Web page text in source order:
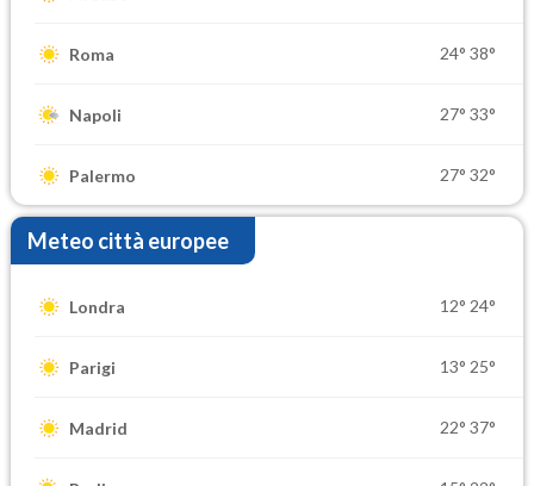
Roma 24° 38°
Napoli 27° 33°
Palermo 27° 32°
Meteo città europee
Londra 12° 24°
Parigi 13° 25°
Madrid 22° 37°